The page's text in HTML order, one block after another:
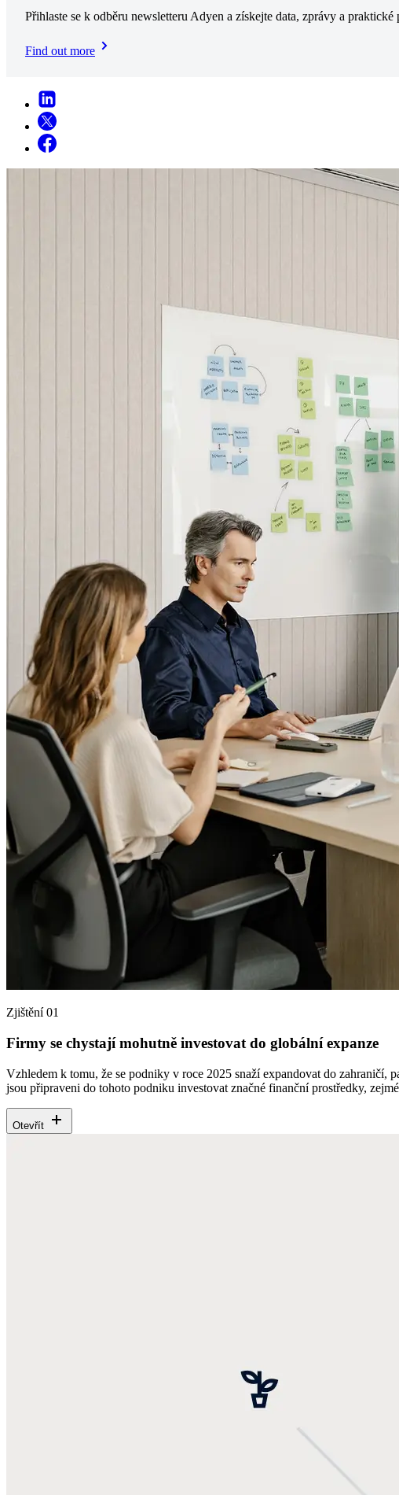
Přihlaste se k odběru newsletteru Adyen a získejte data, zprávy a
Find out more
Zjištění 01
Firmy se chystají mohutně investovat do globální expanze
Vzhledem k tomu, že se podniky v roce 2025 snaží expandovat do
jsou připraveni do tohoto podniku investovat značné finanční prostředky,
Otevřít